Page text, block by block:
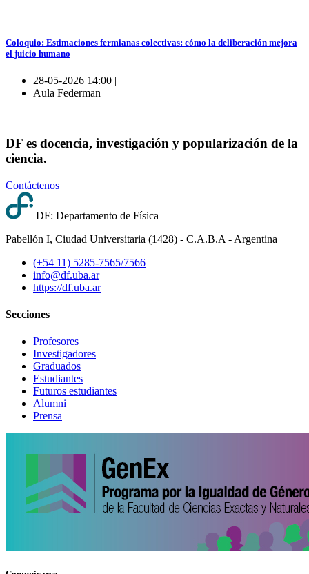
Coloquio: Estimaciones fermianas colectivas: cómo la deliberación mejora
el juicio humano
28-05-2026 14:00 |
Aula Federman
DF es docencia, investigación y popularización de la
ciencia.
Contáctenos
DF: Departamento de Física
Pabellón I, Ciudad Universitaria (1428) - C.A.B.A - Argentina
(+54 11) 5285-7565/7566
info@df.uba.ar
https://df.uba.ar
Secciones
Profesores
Investigadores
Graduados
Estudiantes
Futuros estudiantes
Alumni
Prensa